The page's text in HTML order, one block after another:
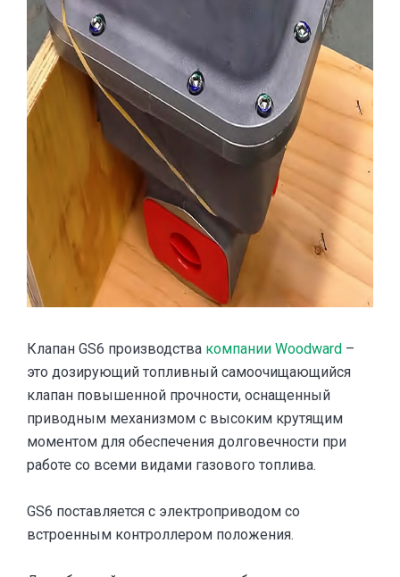
Клапан GS6 производства компании Woodward –
это дозирующий топливный самоочищающийся
клапан повышенной прочности, оснащенный
приводным механизмом с высоким крутящим
моментом для обеспечения долговечности при
работе со всеми видами газового топлива.
GS6 поставляется с электроприводом со
встроенным контроллером положения.